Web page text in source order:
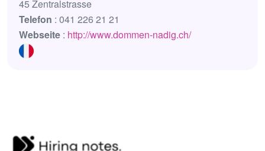
45 Zentralstrasse
Telefon : 041 226 21 21
Webseite : http://www.dommen-nadig.ch/